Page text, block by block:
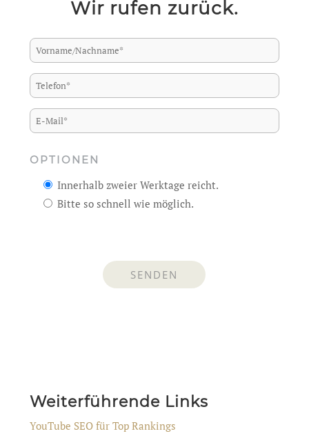
Wir rufen zurück.
OPTIONEN
Innerhalb zweier Werktage reicht.
Bitte so schnell wie möglich.
Weiterführende Links
YouTube SEO für Top Rankings